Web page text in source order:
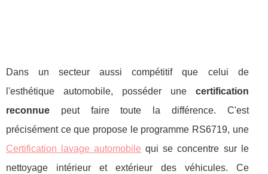
Dans un secteur aussi compétitif que celui de
l'esthétique automobile, posséder une certification
reconnue peut faire toute la différence. C'est
précisément ce que propose le programme RS6719, une
Certification lavage automobile qui se concentre sur le
nettoyage intérieur et extérieur des véhicules. Ce